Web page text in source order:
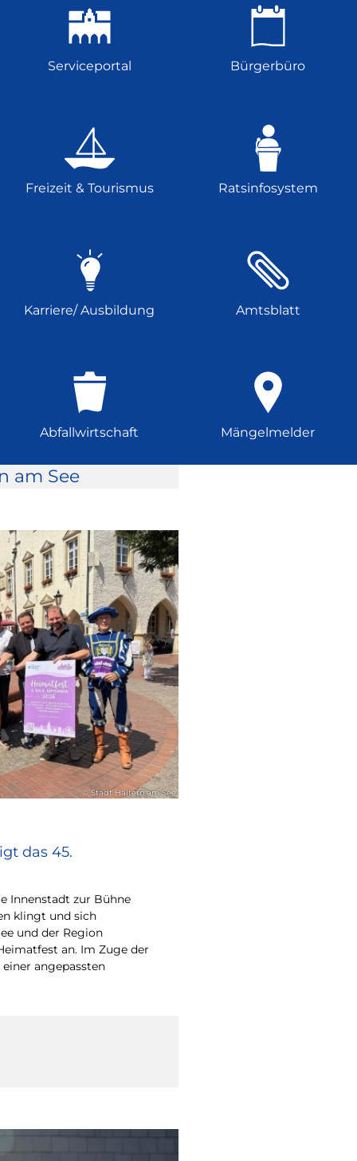
Serviceportal Bürgerbüro
Freizeit & Tourismus Ratsinfosystem
Karriere/ Ausbildung Amtsblatt
Abfallwirtschaft Mängelmelder
am See
© Stadt Haltern am See
das 45.
Innenstadt zur Bühne
klingt und sich
und der Region
an. Im Zuge der
angepassten